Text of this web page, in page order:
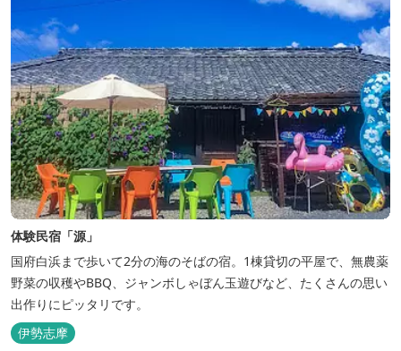
体験民宿「源」
国府白浜まで歩いて2分の海のそばの宿。1棟貸切の平屋で、無農薬
野菜の収穫やBBQ、ジャンボしゃぼん玉遊びなど、たくさんの思い
出作りにピッタリです。
伊勢志摩